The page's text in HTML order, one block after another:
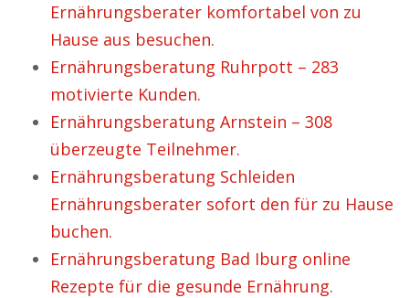
Ernährungsberater komfortabel von zu
Hause aus besuchen.
Ernährungsberatung Ruhrpott – 283
motivierte Kunden.
Ernährungsberatung Arnstein – 308
überzeugte Teilnehmer.
Ernährungsberatung Schleiden
Ernährungsberater sofort den für zu Hause
buchen.
Ernährungsberatung Bad Iburg online
Rezepte für die gesunde Ernährung.